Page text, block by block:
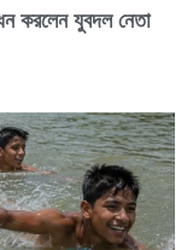
করলেন যুবদল নেতা